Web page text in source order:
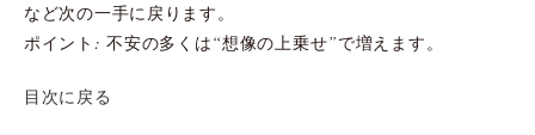
など次の一手に戻ります。
ポイント: 不安の多くは“想像の上乗せ”で増えます。
目次に戻る